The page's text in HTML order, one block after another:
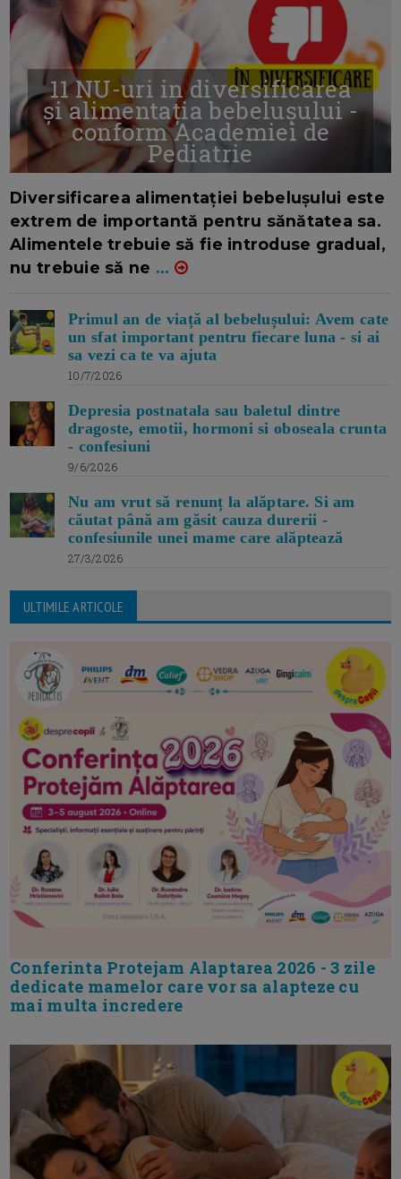
11 NU-uri in diversificarea
și alimentația bebelușului -
conform Academiei de
Pediatrie
Diversificarea alimentației bebelușului este
extrem de importantă pentru sănătatea sa.
Alimentele trebuie să fie introduse gradual,
nu trebuie să ne ...
Primul an de viață al bebelușului: Avem cate
un sfat important pentru fiecare luna - si ai
sa vezi ca te va ajuta
10/7/2026
Depresia postnatala sau baletul dintre
dragoste, emotii, hormoni si oboseala crunta
- confesiuni
9/6/2026
Nu am vrut să renunț la alăptare. Si am
căutat până am găsit cauza durerii -
confesiunile unei mame care alăptează
27/3/2026
ULTIMILE ARTICOLE
Conferinta Protejam Alaptarea 2026 - 3 zile
dedicate mamelor care vor sa alapteze cu
mai multa incredere